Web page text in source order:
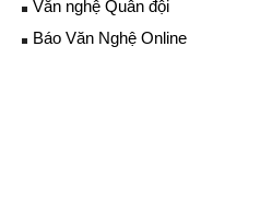
Văn nghệ Quân đội
Báo Văn Nghệ Online